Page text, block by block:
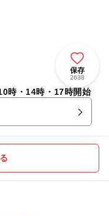
保存
2638
時・14時・17時開始